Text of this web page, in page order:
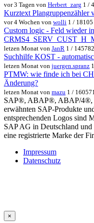
vor 3 Tagen von Herbert_zarg 1 /
Kurztext Plangruppenzähler
vor 4 Wochen von wolli 1 / 18105
Custom logic - Feld wieder
letzen Monat von JanR 1 / 145782
Suchhilfe KOST -
letzen Monat von juergen.spranz
PTMW: wie finde ich bei
Änderung?
letzen Monat von mazu 1 / 160571
SAP®, ABAP®, ABAP/4®,
erwähnten SAP-Produkte
entsprechenden Logos sind
SAP AG in Deutschland
eine registrierte Marke der
Impressum
Datenschutz
×